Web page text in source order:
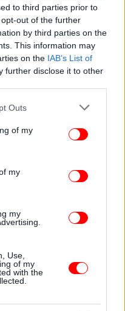
to third parties prior to
out of the further
by third parties on the
This information may
on the IAB’s List of
further disclose it to other
one or more Google
You may click to
its third-party tags to
in below Google
Outs
of my
my
my
Use,
of my
with the